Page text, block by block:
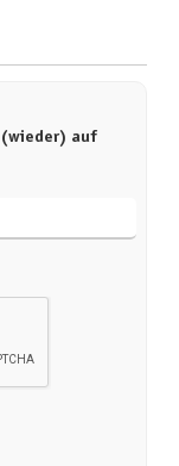
(wieder) auf